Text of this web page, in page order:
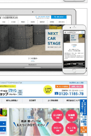
共自動車株式会社 様
包装社（パッケージショッ
プ）様